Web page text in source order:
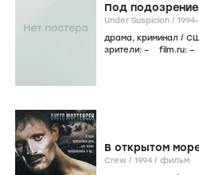
Под
Under Suspicion /
драма, криминал /
зрители: – film.ru: –
В открытом
Crew / 1994 / фильм